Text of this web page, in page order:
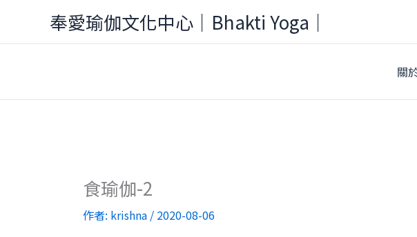
主
容
奉愛瑜伽文化中心｜Bhakti Yoga｜
關
食瑜伽-2
作者: krishna / 2020-08-06